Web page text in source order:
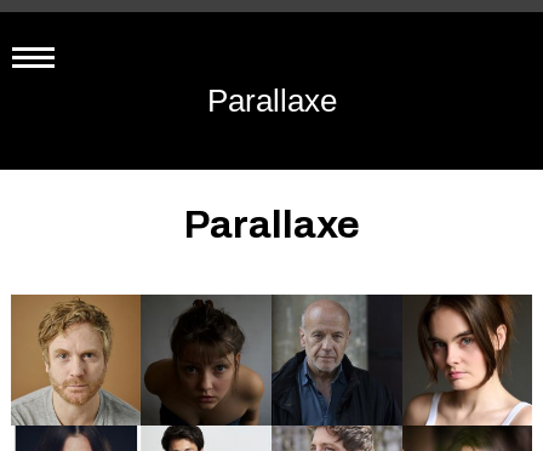
Parallaxe
Parallaxe